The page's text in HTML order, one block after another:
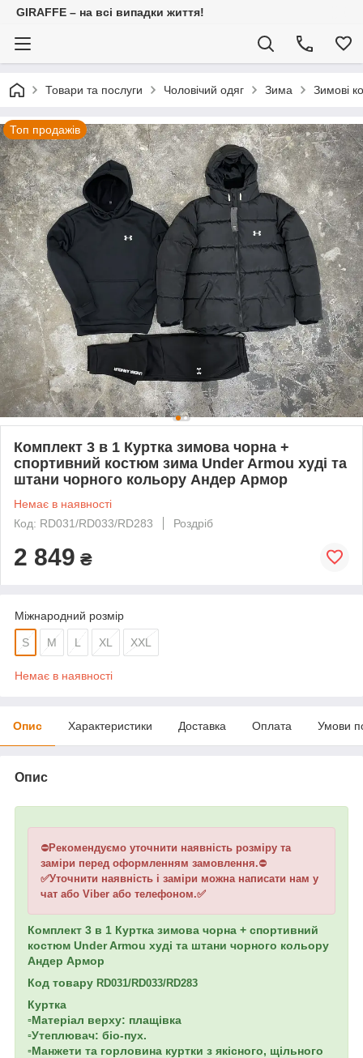
GIRAFFE – на всі випадки життя!
Товари та послуги Чоловічий одяг Зима Зимові
Топ продажів
Комплект 3 в 1 Куртка зимова чорна +
спортивний костюм зима Under Armou худі та
штани чорного кольору Андер Армор
Немає в наявності
Код: RD031/RD033/RD283
Роздріб
2 849 ₴
Міжнародний розмір
S M L XL XXL
Немає в наявності
Опис Характеристики Доставка Оплата Умови
Опис
⛔Рекомендуємо уточнити наявність розміру та
заміри перед оформленням замовлення.⛔
✅Уточнити наявність і заміри можна написати нам у
чат або Viber або телефоном.✅
Комплект 3 в 1 Куртка зимова чорна + спортивний
костюм Under Armou худі та штани чорного кольору
Андер Армор
Код товару RD031/RD033/RD283
Куртка
▫️Матеріал верху: плащівка
▫️Утеплювач: біо-пух.
▫️Манжети та горловина куртки з якісного, щільного